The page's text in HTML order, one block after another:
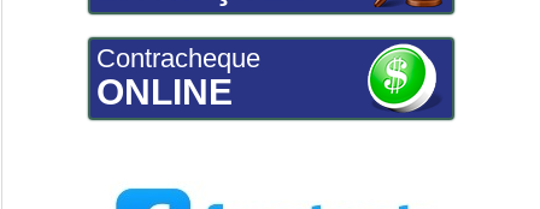
Contracheque
ONLINE